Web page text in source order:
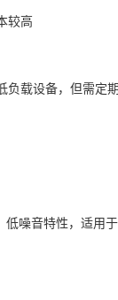
较高‌
载设备，但需定
音特性，适用